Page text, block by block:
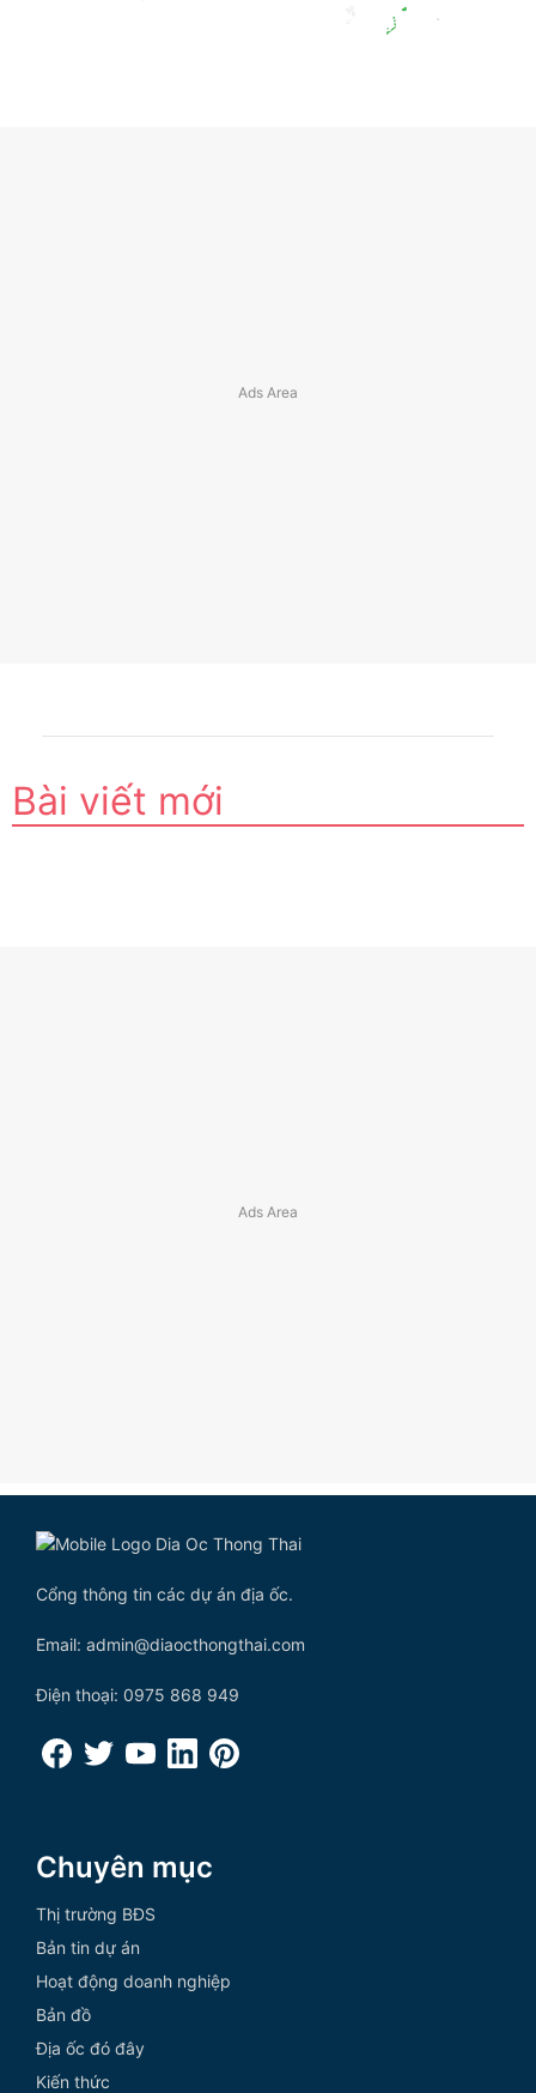
Bài viết mới
Cổng thông tin các dự án địa ốc.
Email: admin@diaocthongthai.com
Điện thoại: 0975 868 949
Chuyên mục
Thị trường BĐS
Bản tin dự án
Hoạt động doanh nghiệp
Bản đồ
Địa ốc đó đây
Kiến thức